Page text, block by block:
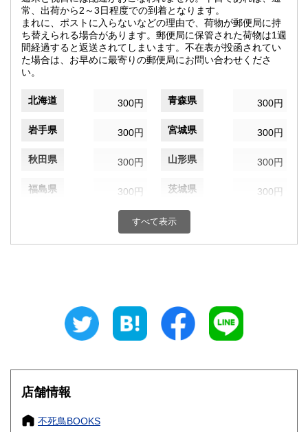
常、出荷から2～3日程度での到着となります。
まれに、ポストに入らないなどの理由で、荷物が郵便局に持
ち替えられる場合があります。郵便局に保管された荷物は1週
間経過すると返送されてしまいます。不在表が投函されてい
た場合は、お早めに最寄りの郵便局にお問い合わせくださ
い。
北海道 300円 青森県 300円
岩手県 300円 宮城県 300円
秋田県 300円 山形県 300円
福島県 300円 茨城県 300円
300円 群馬県
埼玉県 千葉県
300円 富山県
300円 福井県
300円 300円
岐阜県
愛知県
すべて表示
店舗情報
不死鳥BOOKS